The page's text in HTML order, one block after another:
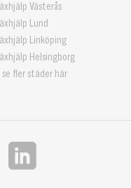
Läxhjälp Västerås
Läxhjälp Lund
Läxhjälp Linköping
Läxhjälp Helsingborg
se fler städer här